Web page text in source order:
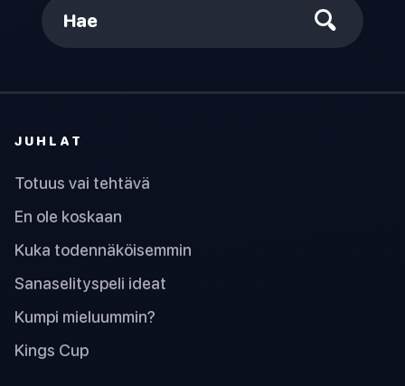
Hae
JUHLAT
Totuus vai tehtävä
En ole koskaan
Kuka todennäköisemmin
Sanaselityspeli ideat
Kumpi mieluummin?
Kings Cup